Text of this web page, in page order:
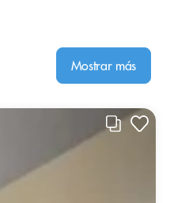
Mostrar más